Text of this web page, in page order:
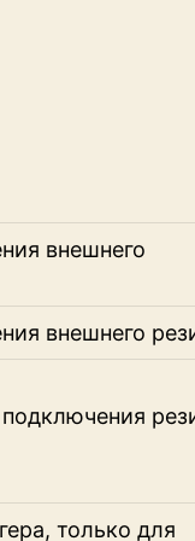
внешнего
внешнего
только для